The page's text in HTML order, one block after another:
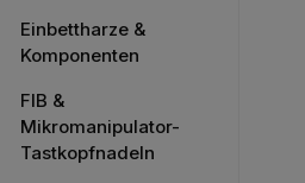
Einbettharze &
Komponenten
FIB &
Mikromanipulator-
Tastkopfnadeln